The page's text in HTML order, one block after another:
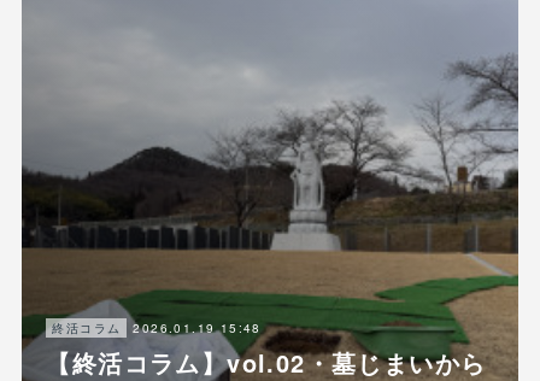
終活コラム 2026.01.19 15:48
【終活コラム】vol.02・墓じまいから